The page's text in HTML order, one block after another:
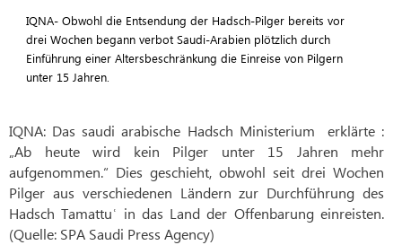
IQNA- Obwohl die Entsendung der Hadsch-Pilger bereits vor
drei Wochen begann verbot Saudi-Arabien plötzlich durch
Einführung einer Altersbeschränkung die Einreise von Pilgern
unter 15 Jahren.
IQNA: Das saudi arabische Hadsch Ministerium
erklärte :
„Ab heute wird kein Pilger unter 15 Jahren mehr
aufgenommen.“ Dies geschieht, obwohl seit drei Wochen
Pilger aus verschiedenen Ländern zur Durchführung des
Hadsch Tamattuʿ in das Land der Offenbarung einreisten.
(Quelle: SPA Saudi Press Agency)